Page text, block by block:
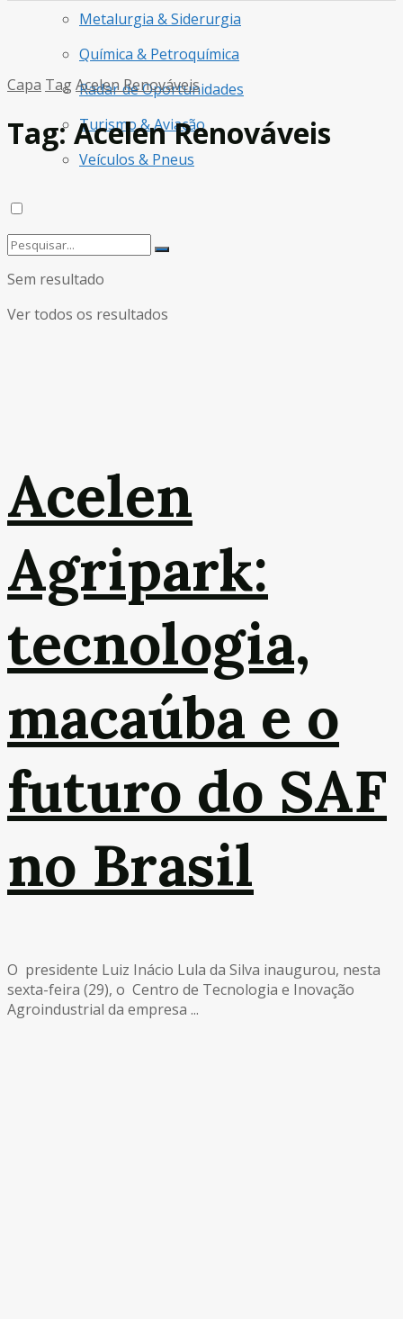
Metalurgia & Siderurgia
Química & Petroquímica
Radar de Oportunidades
Turismo & Aviação
Veículos & Pneus
Sem resultado
Ver todos os resultados
Capa TagAcelen Renováveis
Tag:Acelen Renováveis
Acelen
Agripark:
tecnologia,
macaúba e o
futuro do SAF
no Brasil
O presidente Luiz Inácio Lula da Silva inaugurou, nesta
sexta-feira (29), o Centro de Tecnologia e Inovação
Agroindustrial da empresa ...